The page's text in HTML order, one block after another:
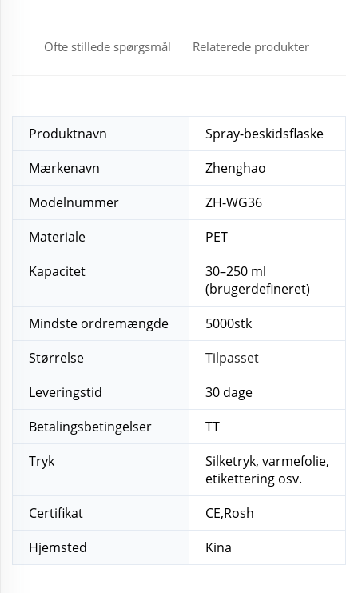
Ofte stillede spørgsmål Relaterede produkter
Produktnavn
Spray-beskidsflaske
Mærkenavn
Zhenghao
Modelnummer
ZH-WG36
Materiale
PET
Kapacitet
30–250 ml
(brugerdefineret)
Mindste ordremængde
5000stk
Størrelse
Tilpasset
Leveringstid
30 dage
Betalingsbetingelser
TT
Tryk
Silketryk, varmefolie,
etikettering osv.
Certifikat
CE,Rosh
Hjemsted
Kina